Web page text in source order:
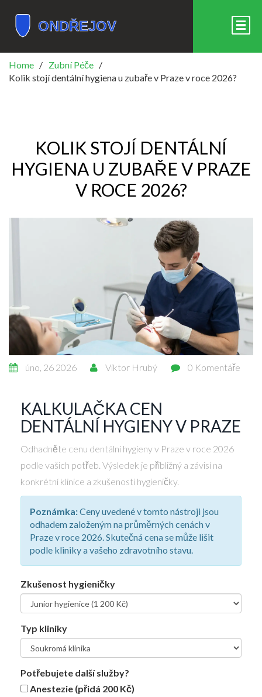
Home
Zubní Péče
Kolik stojí dentální hygiena u zubaře v Praze v roce 2026?
KOLIK STOJÍ DENTÁLNÍ
HYGIENA U ZUBAŘE V PRAZE
V ROCE 2026?
úno, 26 2026 Viktor Hrubý 0 Komentáře
KALKULAČKA CEN
DENTÁLNÍ HYGIENY V PRAZE
Odhadněte cenu dentální hygieny v Praze v roce 2026
podle vašich potřeb. Výsledek je přibližný a závisí na
konkrétní klinice a zkušenosti hygieničky.
Poznámka:Ceny uvedené v tomto nástroji jsou
odhadem založeným na průměrných cenách v
Praze v roce 2026. Skutečná cena se může lišit
podle kliniky a vašeho zdravotního stavu.
Zkušenost hygieničky
Typ kliniky
Potřebujete další služby?
Anestezie (přidá 200 Kč)